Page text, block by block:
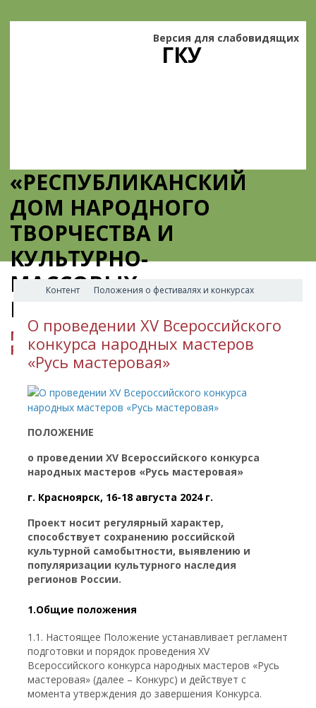
ГКУ
«РЕСПУБЛИКАНСКИЙ
ДОМ НАРОДНОГО
ТВОРЧЕСТВА И
КУЛЬТУРНО-
МАССОВЫХ
МЕРОПРИЯТИЙ»
МИНИСТЕРСТВО КУЛЬТУРЫ
РЕСПУБЛИКИ ИНГУШЕТИЯ
Версия для слабовидящих
Контент Положения о фестивалях и конкурсах
О проведении ХV Всероссийского
конкурса народных мастеров
«Русь мастеровая»
ПОЛОЖЕНИЕ
о проведении ХV Всероссийского конкурса
народных мастеров «Русь мастеровая»
г. Красноярск, 16-18 августа 2024 г.
Проект носит регулярный характер,
способствует сохранению российской
культурной самобытности, выявлению и
популяризации культурного наследия
регионов России.
1.Общие положения
1.1. Настоящее Положение устанавливает регламент
подготовки и порядок проведения ХV
Всероссийского конкурса народных мастеров «Русь
мастеровая» (далее – Конкурс) и действует с
момента утверждения до завершения Конкурса.